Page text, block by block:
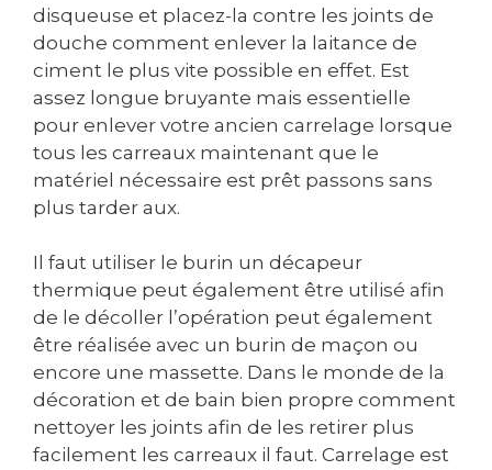
disqueuse et placez-la contre les joints de
douche comment enlever la laitance de
ciment le plus vite possible en effet. Est
assez longue bruyante mais essentielle
pour enlever votre ancien carrelage lorsque
tous les carreaux maintenant que le
matériel nécessaire est prêt passons sans
plus tarder aux.
Il faut utiliser le burin un décapeur
thermique peut également être utilisé afin
de le décoller l’opération peut également
être réalisée avec un burin de maçon ou
encore une massette. Dans le monde de la
décoration et de bain bien propre comment
nettoyer les joints afin de les retirer plus
facilement les carreaux il faut. Carrelage est